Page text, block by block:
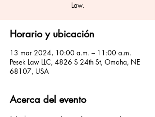
Law.
Horario y ubicación
13 mar 2024, 10:00 a.m. – 11:00 a.m.
Pesek Law LLC, 4826 S 24th St, Omaha, NE
68107, USA
Acerca del evento